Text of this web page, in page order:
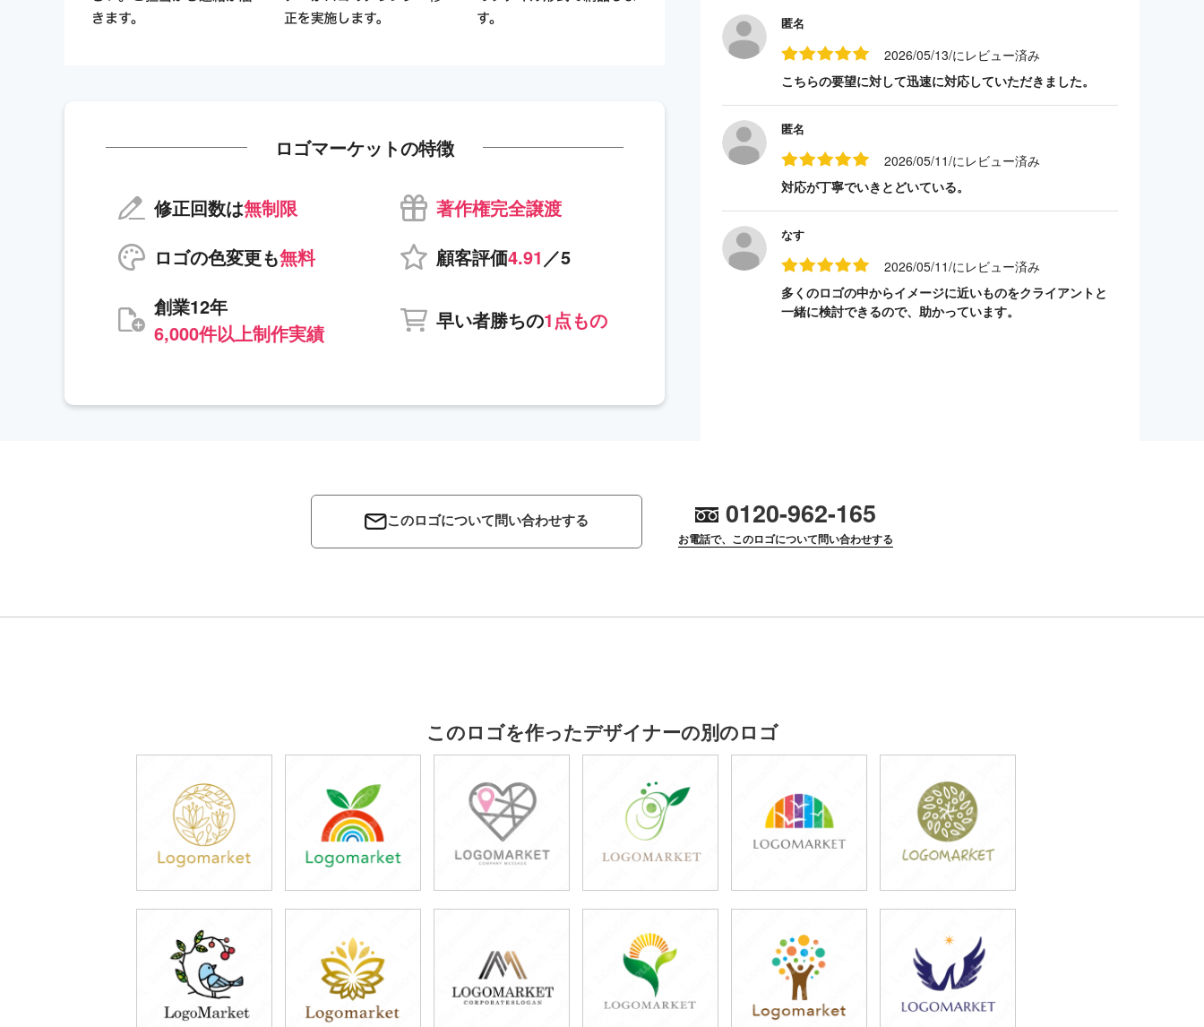
ロゴマーケットの特徴
修正回数は無制限
著作権完全譲渡
ロゴの色変更も無料 顧客評価4.91 ／5
創業12年
6,000件以上制作実績
早い者勝ちの1点もの
匿名
2026/05/13/にレビュー済み
こちらの要望に対して迅速に対応していただきました。
匿名
2026/05/11/にレビュー済み
対応が丁寧でいきとどいている。
なす
2026/05/11/にレビュー済み
多くのロゴの中からイメージに近いものをクライアントと
一緒に検討できるので、助かっています。
このロゴについて問い合わせする 0120-962-165
お電話で、このロゴについて問い合わせする
このロゴを作ったデザイナーの別のロゴ